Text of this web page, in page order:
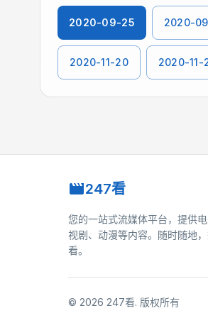
2020-09-25 2020-
2020-11-20 2020-11-
247看
您的一站式流媒体平台，提供
视剧、动漫等内容。随时随地
看。
© 2026 247看. 版权所有